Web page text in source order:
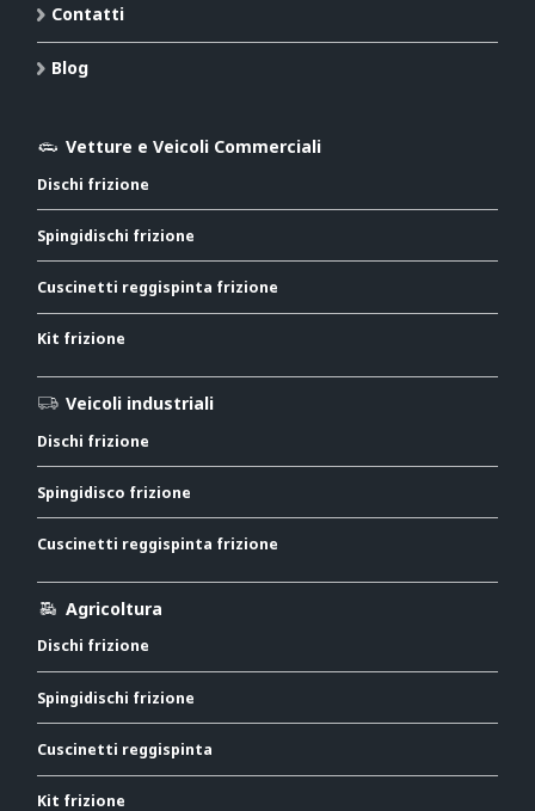
Contatti
Blog
Vetture e Veicoli Commerciali
Dischi frizione
Spingidischi frizione
Cuscinetti reggispinta frizione
Kit frizione
Veicoli industriali
Dischi frizione
Spingidisco frizione
Cuscinetti reggispinta frizione
Agricoltura
Dischi frizione
Spingidischi frizione
Cuscinetti reggispinta
Kit frizione